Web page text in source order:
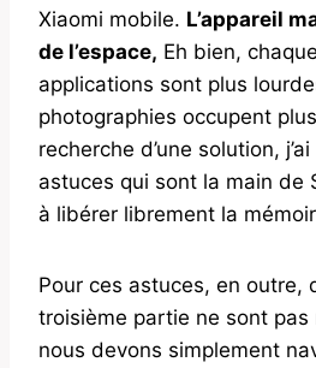
Xiaomi mobile. L’appareil
de l’espace, Eh bien,
applications sont plus
photographies occupent
recherche d’une solution,
astuces qui sont la main de
à libérer librement la
Pour ces astuces, en outre,
troisième partie ne sont pas
nous devons simplement